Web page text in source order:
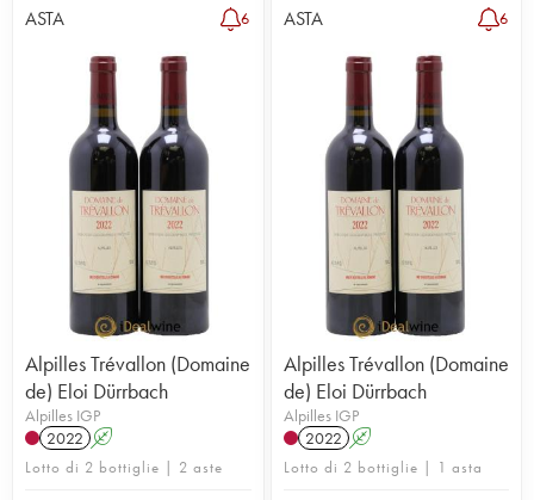
ASTA 6
Alpilles Trévallon (Domaine
de) Eloi Dürrbach
Alpilles IGP
2022 A
Lotto di 2 bottiglie | 2 aste
ASTA 6
Alpilles Trévallon (Domaine
de) Eloi Dürrbach
Alpilles IGP
2022 A
Lotto di 2 bottiglie | 1 asta